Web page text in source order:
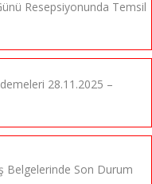
Resepsiyonunda Temsil
28.11.2025 –
Belgelerinde Son Durum